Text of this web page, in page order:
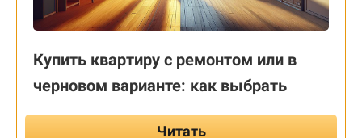
Купить квартиру с ремонтом или в
черновом варианте: как выбрать
Читать